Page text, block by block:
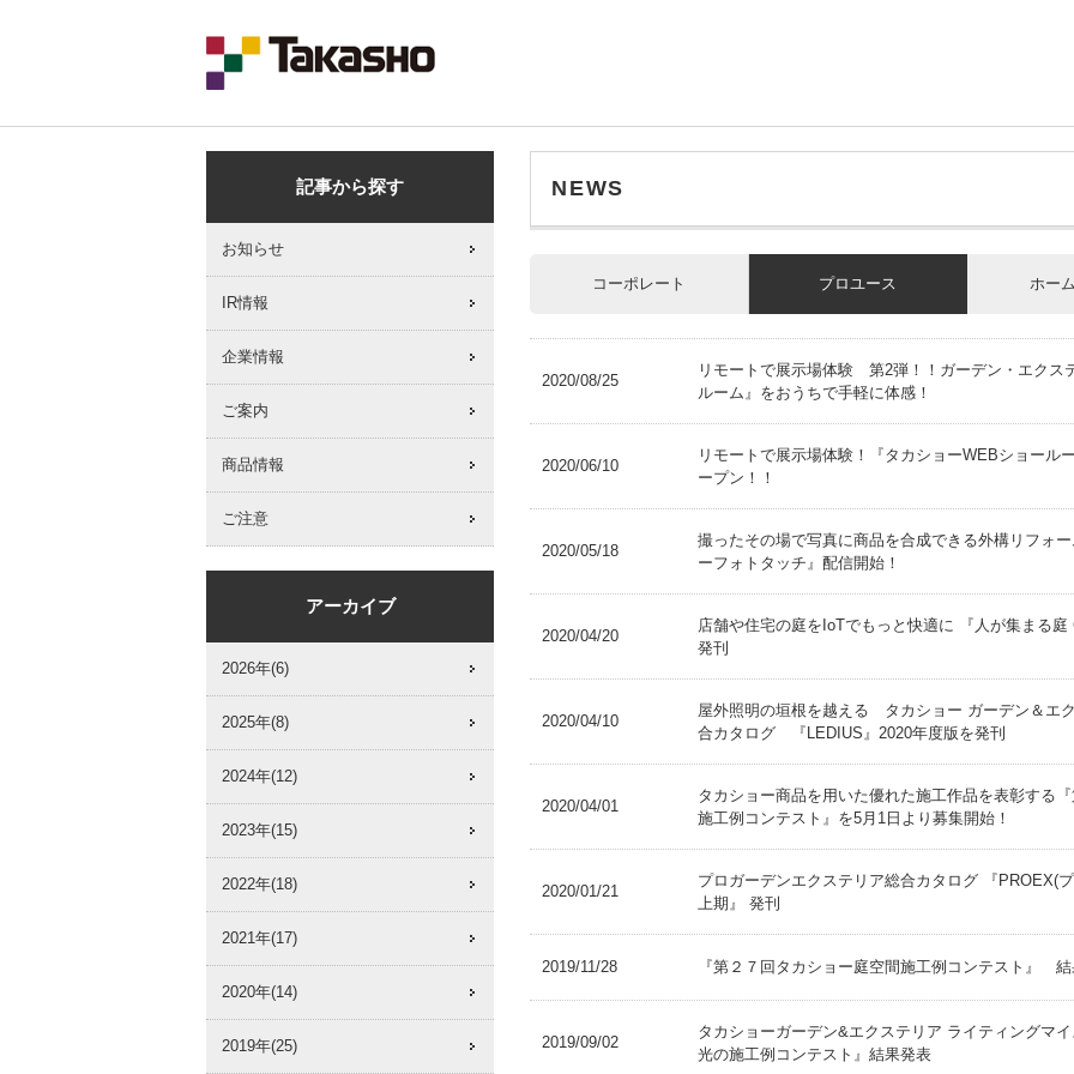
NEWS
コーポレート プロユース ホー
2020/08/25
リモートで展示場体験 第2弾！！ガーデン・エクス
ルーム』をおうちで手軽に体感！
2020/06/10
リモートで展示場体験！『タカショーWEBショール
ープン！！
2020/05/18
撮ったその場で写真に商品を合成できる外構リフォ
ーフォトタッチ』配信開始！
2020/04/20
店舗や住宅の庭をIoTでもっと快適に 『人が集まる
発刊
2020/04/10
屋外照明の垣根を越える タカショー ガーデン＆エ
合カタログ 『LEDIUS』2020年度版を発刊
2020/04/01
タカショー商品を用いた優れた施工作品を表彰する
施工例コンテスト』を5月1日より募集開始！
2020/01/21
プロガーデンエクステリア総合カタログ 『PROEX(
上期』 発刊
2019/11/28 『第２７回タカショー庭空間施工例コンテスト』
2019/09/02
タカショーガーデン&エクステリア ライティングマ
光の施工例コンテスト』結果発表
記事から探す
お知らせ
IR情報
企業情報
ご案内
商品情報
ご注意
アーカイブ
2026年(6)
2025年(8)
2024年(12)
2023年(15)
2022年(18)
2021年(17)
2020年(14)
2019年(25)